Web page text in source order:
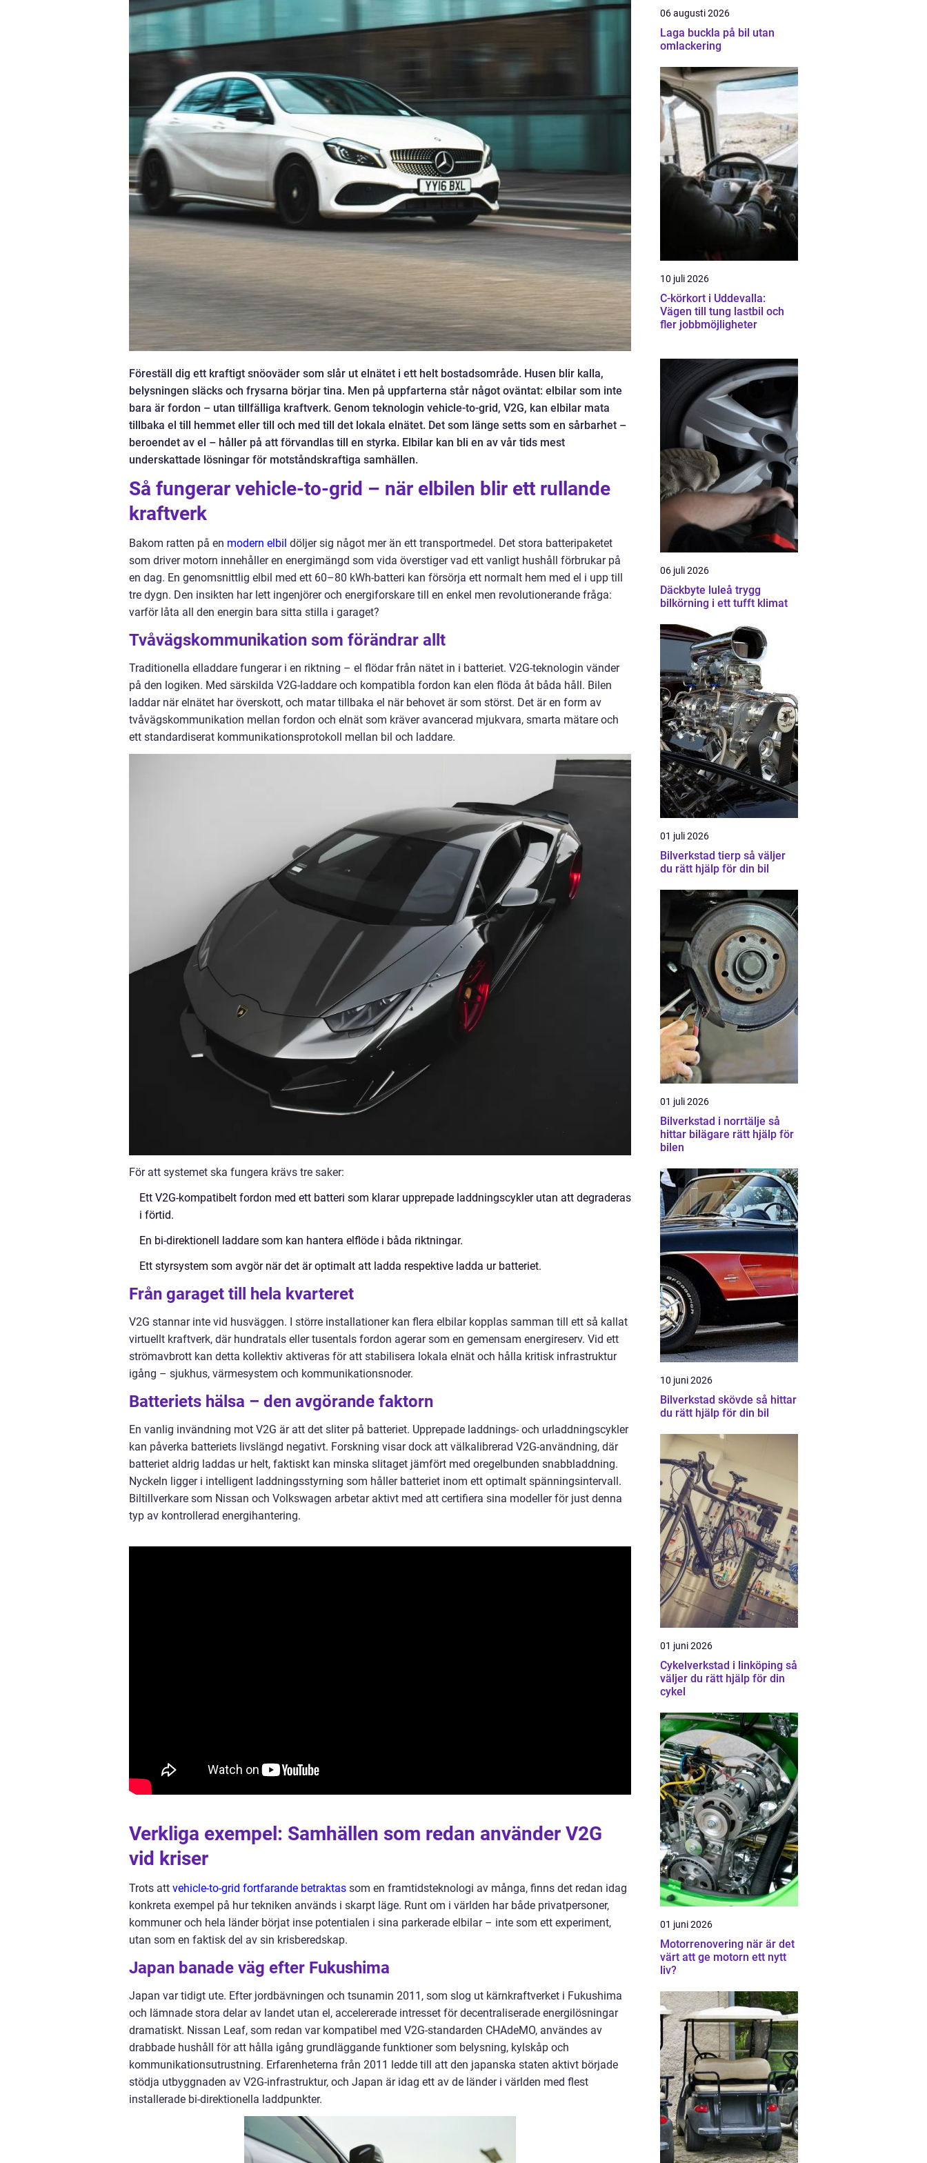
Föreställ dig ett kraftigt snöoväder som slår ut elnätet i ett helt bostadsområde. Husen blir kalla,
belysningen släcks och frysarna börjar tina. Men på uppfarterna står något oväntat: elbilar som inte
bara är fordon – utan tillfälliga kraftverk. Genom teknologin vehicle-to-grid, V2G, kan elbilar mata
tillbaka el till hemmet eller till och med till det lokala elnätet. Det som länge setts som en sårbarhet –
beroendet av el – håller på att förvandlas till en styrka. Elbilar kan bli en av vår tids mest
underskattade lösningar för motståndskraftiga samhällen.
Så fungerar vehicle-to-grid – när elbilen blir ett rullande
kraftverk
Bakom ratten på en modern elbil döljer sig något mer än ett transportmedel. Det stora batteripaketet
som driver motorn innehåller en energimängd som vida överstiger vad ett vanligt hushåll förbrukar på
en dag. En genomsnittlig elbil med ett 60–80 kWh-batteri kan försörja ett normalt hem med el i upp till
tre dygn. Den insikten har lett ingenjörer och energiforskare till en enkel men revolutionerande fråga:
varför låta all den energin bara sitta stilla i garaget?
Tvåvägskommunikation som förändrar allt
Traditionella elladdare fungerar i en riktning – el flödar från nätet in i batteriet. V2G-teknologin vänder
på den logiken. Med särskilda V2G-laddare och kompatibla fordon kan elen flöda åt båda håll. Bilen
laddar när elnätet har överskott, och matar tillbaka el när behovet är som störst. Det är en form av
tvåvägskommunikation mellan fordon och elnät som kräver avancerad mjukvara, smarta mätare och
ett standardiserat kommunikationsprotokoll mellan bil och laddare.
För att systemet ska fungera krävs tre saker:
Ett V2G-kompatibelt fordon med ett batteri som klarar upprepade laddningscykler utan att degraderas
i förtid.
En bi-direktionell laddare som kan hantera elflöde i båda riktningar.
Ett styrsystem som avgör när det är optimalt att ladda respektive ladda ur batteriet.
Från garaget till hela kvarteret
V2G stannar inte vid husväggen. I större installationer kan flera elbilar kopplas samman till ett så kallat
virtuellt kraftverk, där hundratals eller tusentals fordon agerar som en gemensam energireserv. Vid ett
strömavbrott kan detta kollektiv aktiveras för att stabilisera lokala elnät och hålla kritisk infrastruktur
igång – sjukhus, värmesystem och kommunikationsnoder.
Batteriets hälsa – den avgörande faktorn
En vanlig invändning mot V2G är att det sliter på batteriet. Upprepade laddnings- och urladdningscykler
kan påverka batteriets livslängd negativt. Forskning visar dock att välkalibrerad V2G-användning, där
batteriet aldrig laddas ur helt, faktiskt kan minska slitaget jämfört med oregelbunden snabbladdning.
Nyckeln ligger i intelligent laddningsstyrning som håller batteriet inom ett optimalt spänningsintervall.
Biltillverkare som Nissan och Volkswagen arbetar aktivt med att certifiera sina modeller för just denna
typ av kontrollerad energihantering.
Verkliga exempel: Samhällen som redan använder V2G
vid kriser
Trots att vehicle-to-grid fortfarande betraktas som en framtidsteknologi av många, finns det redan idag
konkreta exempel på hur tekniken används i skarpt läge. Runt om i världen har både privatpersoner,
kommuner och hela länder börjat inse potentialen i sina parkerade elbilar – inte som ett experiment,
utan som en faktisk del av sin krisberedskap.
Japan banade väg efter Fukushima
Japan var tidigt ute. Efter jordbävningen och tsunamin 2011, som slog ut kärnkraftverket i Fukushima
och lämnade stora delar av landet utan el, accelererade intresset för decentraliserade energilösningar
dramatiskt. Nissan Leaf, som redan var kompatibel med V2G-standarden CHAdeMO, användes av
drabbade hushåll för att hålla igång grundläggande funktioner som belysning, kylskåp och
kommunikationsutrustning. Erfarenheterna från 2011 ledde till att den japanska staten aktivt började
stödja utbyggnaden av V2G-infrastruktur, och Japan är idag ett av de länder i världen med flest
installerade bi-direktionella laddpunkter.
06 augusti 2026
Laga buckla på bil utan
omlackering
10 juli 2026
C-körkort i Uddevalla:
Vägen till tung lastbil och
fler jobbmöjligheter
06 juli 2026
Däckbyte luleå trygg
bilkörning i ett tufft klimat
01 juli 2026
Bilverkstad tierp så väljer
du rätt hjälp för din bil
01 juli 2026
Bilverkstad i norrtälje så
hittar bilägare rätt hjälp för
bilen
10 juni 2026
Bilverkstad skövde så hittar
du rätt hjälp för din bil
01 juni 2026
Cykelverkstad i linköping så
väljer du rätt hjälp för din
cykel
01 juni 2026
Motorrenovering när är det
värt att ge motorn ett nytt
liv?